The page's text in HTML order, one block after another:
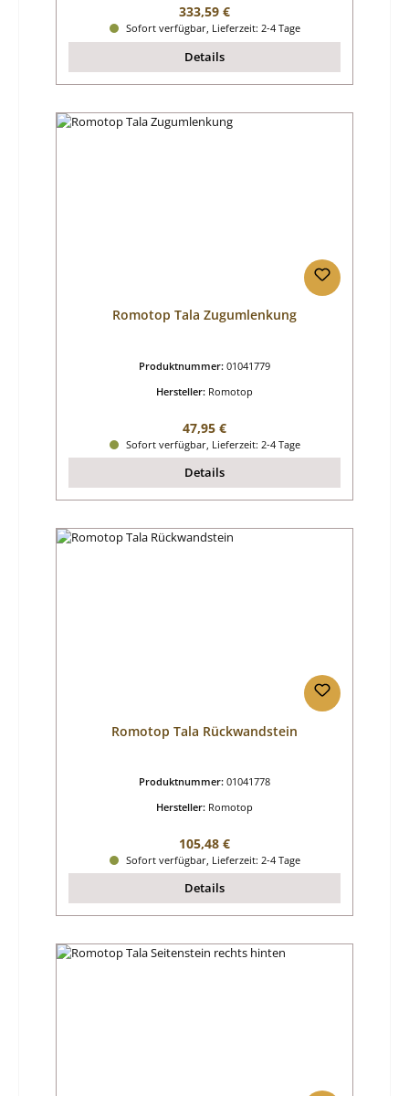
Regulärer Preis:
333,59 €
Sofort verfügbar, Lieferzeit: 2-4 Tage
Details
Romotop Tala Zugumlenkung
Produktnummer: 01041779
Hersteller: Romotop
Regulärer Preis:
47,95 €
Sofort verfügbar, Lieferzeit: 2-4 Tage
Details
Romotop Tala Rückwandstein
Produktnummer: 01041778
Hersteller: Romotop
Regulärer Preis:
105,48 €
Sofort verfügbar, Lieferzeit: 2-4 Tage
Details